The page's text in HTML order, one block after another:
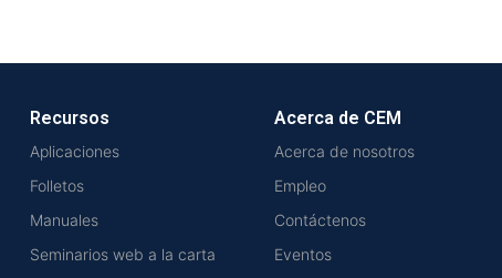
Recursos
Aplicaciones
Folletos
Manuales
Seminarios web a la carta
Acerca de CEM
Acerca de nosotros
Empleo
Contáctenos
Eventos